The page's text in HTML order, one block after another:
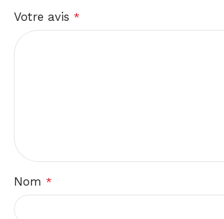
Votre avis *
Nom *